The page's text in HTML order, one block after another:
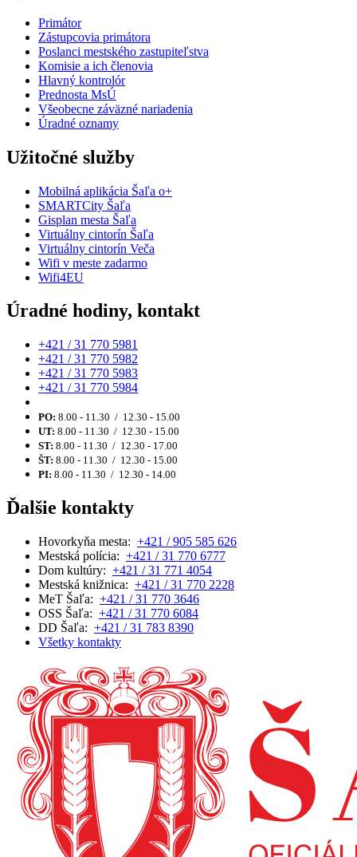
Primátor
Zástupcovia primátora
Poslanci mestského zastupiteľstva
Komisie a ich členovia
Hlavný kontrolór
Prednosta MsÚ
Všeobecne záväzné nariadenia
Úradné oznamy
Užitočné služby
Mobilná aplikácia Šaľa o+
SMARTCity Šaľa
Gisplan mesta Šaľa
Virtuálny cintorín Šaľa
Virtuálny cintorín Veča
Wifi v meste zadarmo
Wifi4EU
Úradné hodiny, kontakt
+421 / 31 770 5981
+421 / 31 770 5982
+421 / 31 770 5983
+421 / 31 770 5984
PO: 8.00 - 11.30 / 12.30 - 15.00
UT: 8.00 - 11.30 / 12.30 - 15.00
ST: 8.00 - 11.30 / 12.30 - 17.00
ŠT: 8.00 - 11.30 / 12.30 - 15.00
PI: 8.00 - 11.30 / 12.30 - 14.00
Ďalšie kontakty
Hovorkyňa mesta: +421 / 905 585 626
Mestská polícia: +421 / 31 770 6777
Dom kultúry: +421 / 31 771 4054
Mestská knižnica: +421 / 31 770 2228
MeT Šaľa: +421 / 31 770 3646
OSS Šaľa: +421 / 31 770 6084
DD Šaľa: +421 / 31 783 8390
Všetky kontakty